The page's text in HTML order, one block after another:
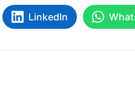
LinkedIn